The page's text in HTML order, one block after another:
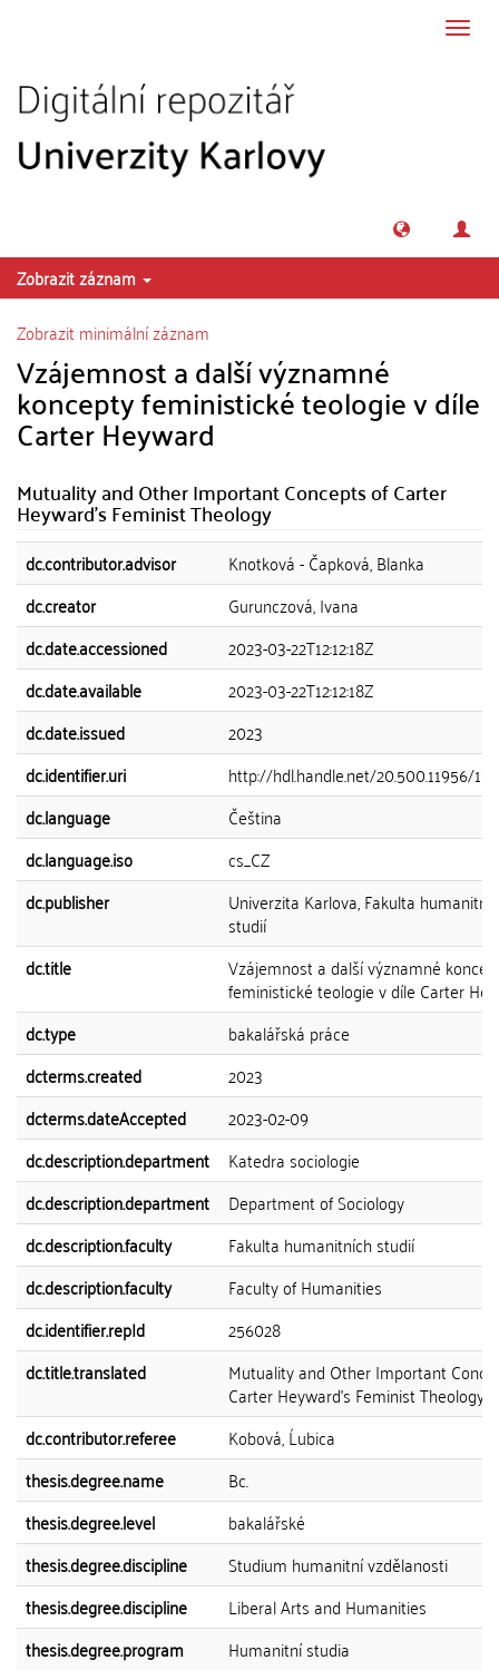
Zobrazit záznam
Zobrazit minimální záznam
Vzájemnost a další významné
koncepty feministické teologie v díle
Carter Heyward
Mutuality and Other Important Concepts of Carter
Heyward's Feminist Theology
dc.contributor.advisor
Knotková - Čapková, Blanka
dc.creator
Gurunczová, Ivana
dc.date.accessioned
2023-03-22T12:12:18Z
dc.date.available
2023-03-22T12:12:18Z
dc.date.issued
2023
dc.identifier.uri
http://hdl.handle.net/20.500.11956/
dc.language
Čeština
dc.language.iso
cs_CZ
dc.publisher
Univerzita Karlova, Fakulta
studií
dc.title
Vzájemnost a další významné
feministické teologie v díle Carter
dc.type
bakalářská práce
dcterms.created
2023
dcterms.dateAccepted
2023-02-09
dc.description.department
Katedra sociologie
dc.description.department
Department of Sociology
dc.description.faculty
Fakulta humanitních studií
dc.description.faculty
Faculty of Humanities
dc.identifier.repId
256028
dc.title.translated
Mutuality and Other Important
Carter Heyward's Feminist Theology
dc.contributor.referee
Kobová, Ĺubica
thesis.degree.name
Bc.
thesis.degree.level
bakalářské
thesis.degree.discipline
Studium humanitní vzdělanosti
thesis.degree.discipline
Liberal Arts and Humanities
thesis.degree.program
Humanitní studia